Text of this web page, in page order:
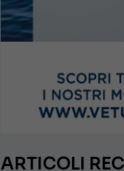
ARTICOLI